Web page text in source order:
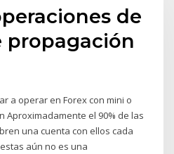
de
propagación
a operar en Forex con mini o
Aproximadamente el 90% de las
una cuenta con ellos cada
aún no es una